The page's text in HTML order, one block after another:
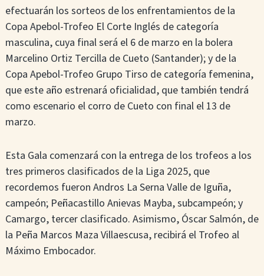
efectuarán los sorteos de los enfrentamientos de la
Copa Apebol-Trofeo El Corte Inglés de categoría
masculina, cuya final será el 6 de marzo en la bolera
Marcelino Ortiz Tercilla de Cueto (Santander); y de la
Copa Apebol-Trofeo Grupo Tirso de categoría femenina,
que este año estrenará oficialidad, que también tendrá
como escenario el corro de Cueto con final el 13 de
marzo.
Esta Gala comenzará con la entrega de los trofeos a los
tres primeros clasificados de la Liga 2025, que
recordemos fueron Andros La Serna Valle de Iguña,
campeón; Peñacastillo Anievas Mayba, subcampeón; y
Camargo, tercer clasificado. Asimismo, Óscar Salmón, de
la Peña Marcos Maza Villaescusa, recibirá el Trofeo al
Máximo Embocador.